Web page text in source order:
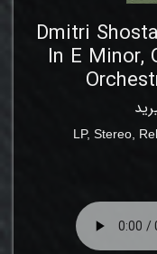
Dmitri
In E Minor,
LP, Stereo,